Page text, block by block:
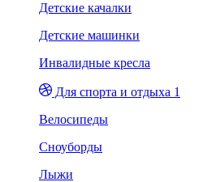
Детские качалки
Детские машинки
Инвалидные кресла
Для спорта и отдыха 1
Велосипеды
Сноуборды
Лыжи